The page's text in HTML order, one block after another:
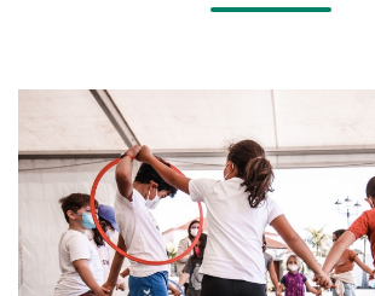
MIS RETOS SOLIDARIOS
CERRAR SESIÓN